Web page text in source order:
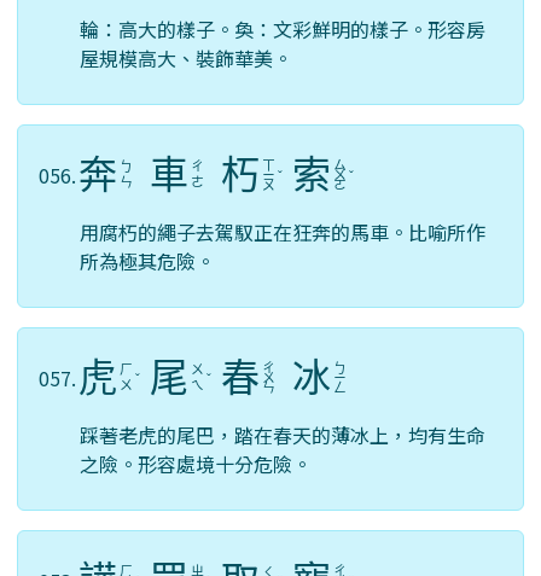
輪：高大的樣子。奐：文彩鮮明的樣子。形容房
屋規模高大、裝飾華美。
056.奔 ㄅ
ㄣ
車 ㄔ
ㄜ
朽 ㄒ
ㄧ
ㄡ
ˇ 索 ㄙ
ㄨ
ㄛ
ˇ
用腐朽的繩子去駕馭正在狂奔的馬車。比喻所作
所為極其危險。
057. 虎 ㄏ
ㄨ ˇ 尾 ㄨ
ㄟ ˇ 春 ㄔ
ㄨ
ㄣ 冰 ㄅ
ㄧ
ㄥ
踩著老虎的尾巴，踏在春天的薄冰上，均有生命
之險。形容處境十分危險。
ㄏ ㄓ
ㄑ
ㄔ